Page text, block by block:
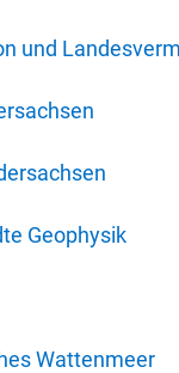
und
Geophysik
Wattenmeer